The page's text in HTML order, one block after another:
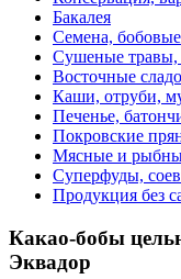
Бакалея
Семена, бобовые
Сушеные
Восточные
Каши, отруби,
Печенье,
Покровские
Мясные и
Суперфуды,
Продукция без
Какао-бобы
Эквадор